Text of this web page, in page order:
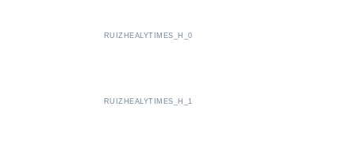
RUIZHEALYTIMES_H_0
RUIZHEALYTIMES_H_1